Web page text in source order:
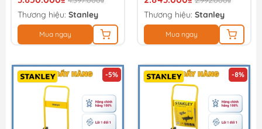
Thương hiệu: Stanley
Mua ngay
Thương hiệu: Stanley
Mua ngay
-5% -8%